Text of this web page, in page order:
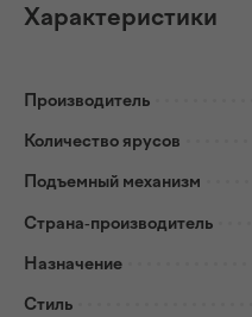
Характеристики
Производитель
Количество ярусов
Подъемный механизм
Страна-производитель
Назначение
Стиль